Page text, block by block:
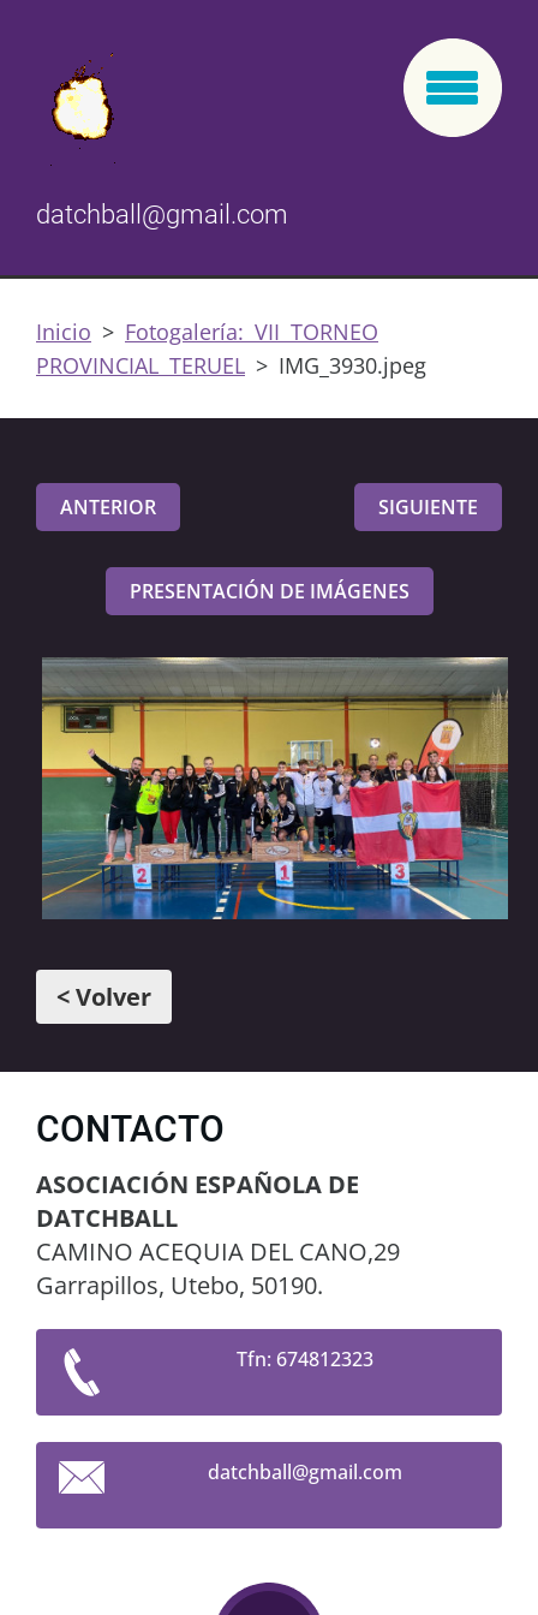
datchball@gmail.com
Inicio > Fotogalería: VII TORNEO
PROVINCIAL TERUEL > IMG_3930.jpeg
ANTERIOR SIGUIENTE
PRESENTACIÓN DE IMÁGENES
< Volver
CONTACTO
ASOCIACIÓN ESPAÑOLA DE
DATCHBALL
CAMINO ACEQUIA DEL CANO,29
Garrapillos, Utebo, 50190.
Tfn: 674812323
datchball@gmail.com